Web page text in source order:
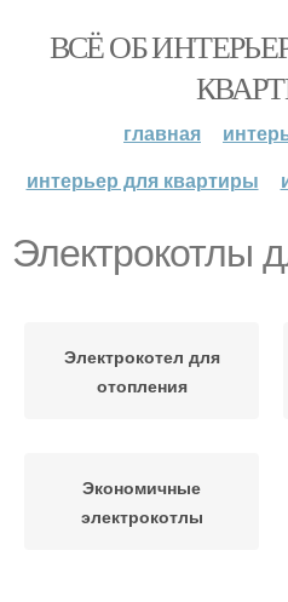
ВСЁ ОБ
главная
интерьер для квартиры
Электрокотлы
Электрокотел для
отопления
Экономичные
электрокотлы